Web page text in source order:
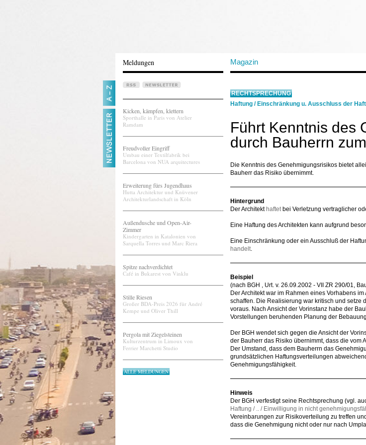
Meldungen Magazin
Kicken, kämpfen, klettern
Sporthalle in Paris von Atelier
Ramdam
Freudvoller Eingriff
Umbau einer Textilfabrik bei
Barcelona von NUA arquitectures
Erweiterung fürs Jugendhaus
Hutta Architektur und Knüvener
Architekturlandschaft in Köln
Außendusche und Open-Air-
Zimmer
Kindergarten in Katalonien von
Sarquella Torres und Marc Riera
Spitze nachverdichtet
Café in Bukarest von Vinklu
Stille Riesen
Großer BDA-Preis 2026 für André
Kempe und Oliver Thill
Pergola mit Ziegelsteinen
Kulturzentrum in Limoux von
Ferrier Marchetti Studio
ALLE MELDUNGEN
RECHTSPRECHUNG
Haftung / Einschränkung u. Ausschluss der
Führt Kenntnis des
durch Bauherrn
Die Kenntnis des Genehmigungsrisikos bietet
Bauherr das Risiko übernimmt.
Hintergrund
Der Architekt haftetbei Verletzung vertraglicher
Eine Haftung des Architekten kann aufgrund
Eine Einschränkung oder ein Ausschluß der
handelt.
Beispiel
(nach BGH , Urt. v. 26.09.2002 - VII ZR 290/01,
Der Architekt war im Rahmen eines Vorhabens
schaffen. Die Realisierung war kritisch und
voraus. Nach Ansicht der Vorinstanz habe der
Vorstellungen beruhenden Planung der
Der BGH wendet sich gegen die Ansicht der
der Bauherr das Risiko übernimmt, dass die vom
Der Umstand, dass dem Bauherrn das
grundsätzlichen Haftungsverteilungen
Genehmigungsfähigkeit.
Hinweis
Der BGH verfestigt seine Rechtsprechung (vgl.
Haftung / .. / Einwilligung in nicht
Vereinbarungen zur Risikoverteilung zu treffen
dass die Genehmigung nicht oder nur nach